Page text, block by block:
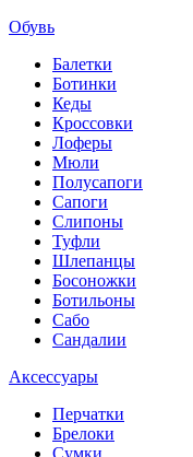
Обувь
Балетки
Ботинки
Кеды
Кроссовки
Лоферы
Мюли
Полусапоги
Сапоги
Слипоны
Туфли
Шлепанцы
Босоножки
Ботильоны
Сабо
Сандалии
Аксессуары
Перчатки
Брелоки
Сумки